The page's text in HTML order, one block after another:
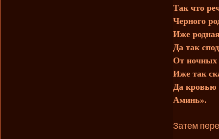
Так что
Черного
Иже
Да так
От ночных
Иже так
Да кровью
Аминь».
Затем